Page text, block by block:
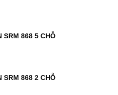
SRM 868 5 CHỖ
SRM 868 2 CHỖ